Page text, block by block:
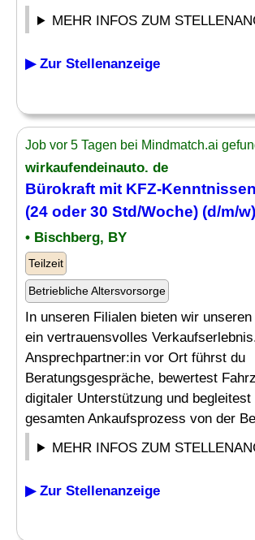
MEHR INFOS ZUM
▶ Zur Stellenanzeige
Job vor 5 Tagen bei Mindmatch.ai
wirkaufendeinauto. de
Bürokraft mit KFZ-
(24 oder 30 Std/Woche) (d/m/w)
• Bischberg, BY
Teilzeit
Betriebliche Altersvorsorge
In unseren Filialen bieten wir
ein vertrauensvolles
Ansprechpartner:in vor Ort führst du
Beratungsgespräche, bewertest
digitaler Unterstützung und begleitest
gesamten Ankaufsprozess von der
MEHR INFOS ZUM
▶ Zur Stellenanzeige